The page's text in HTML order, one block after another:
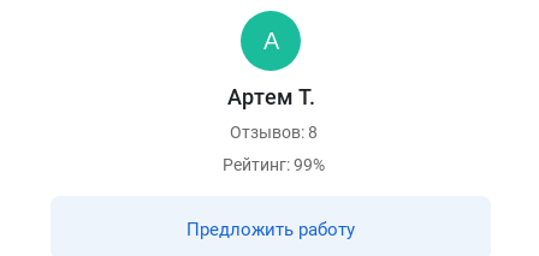
Артем Т.
Отзывов: 8
Рейтинг: 99%
Предложить работу